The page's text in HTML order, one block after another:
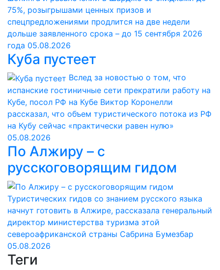
75%, розыгрышами ценных призов и
спецпредложениями продлится на две недели
дольше заявленного срока – до 15 сентября 2026
года 05.08.2026
Куба пустеет
Вслед за новостью о том, что
испанские гостиничные сети прекратили работу на
Кубе, посол РФ на Кубе Виктор Коронелли
рассказал, что объем туристического потока из РФ
на Кубу сейчас «практически равен нулю»
05.08.2026
По Алжиру – с
русскоговорящим гидом
Туристических гидов со знанием русского языка
начнут готовить в Алжире, рассказала генеральный
директор министерства туризма этой
североафриканской страны Сабрина Бумезбар
05.08.2026
Теги